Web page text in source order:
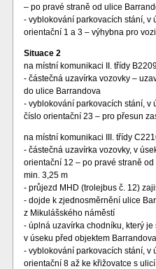
– po pravé straně od ulice
- vyblokování parkovacích stání, v
orientační 1 a 3 – výhybna pro
Situace 2
na místní komunikaci II. třídy
- částečná uzavírka vozovky –
do ulice Barrandova
- vyblokování parkovacích stání, v
číslo orientační 23 – pro přesun
na místní komunikaci III. třídy
- částečná uzavírka vozovky, v
orientační 12 – po pravé straně
min. 3,25 m
- průjezd MHD (trolejbus č. 12)
- dojde k zjednosměrnění ulice
z Mikulášského náměstí
- úplná uzavírka chodníku, který
v úseku před objektem
- vyblokování parkovacích stání, v
orientační 8 až ke křižovatce s